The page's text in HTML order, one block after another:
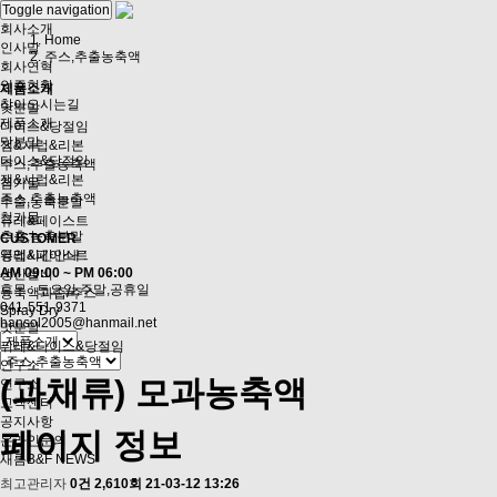
Toggle navigation
회사소개
인사말
회사연혁
인증현황
찾아오시는길
제품소개
맛분말
다이스&당절임
잼&시럽&리본
주스,추출농축액
첨가물
추출,농축분말
퓨레&페이스트
생산설비
농축액과즙/주스
Spray Dry
맛분말
퓌레&다이스&당절임
연구소
연구소
고객센터
공지사항
온라인문의
새롬B&F NEWS
주스,추출농축액
Home
주스,추출농축액
제품소개
맛분말
다이스&당절임
잼&시럽&리본
주스,추출농축액
첨가물
추출,농축분말
퓨레&페이스트
CUSTOMER
영업시간안내 :
AM 09:00 ~ PM 06:00
휴무 : 토요일,주말,공휴일
041-551-9371
hansol2005@hanmail.net
(과채류) 모과농축액
페이지 정보
최고관리자 0건 2,610회 21-03-12 13:26